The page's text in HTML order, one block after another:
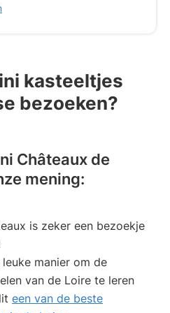
kasteeltjes
bezoeken?
Châteaux de
mening:
is zeker een bezoekje
manier om de
van de Loire te leren
een van de beste